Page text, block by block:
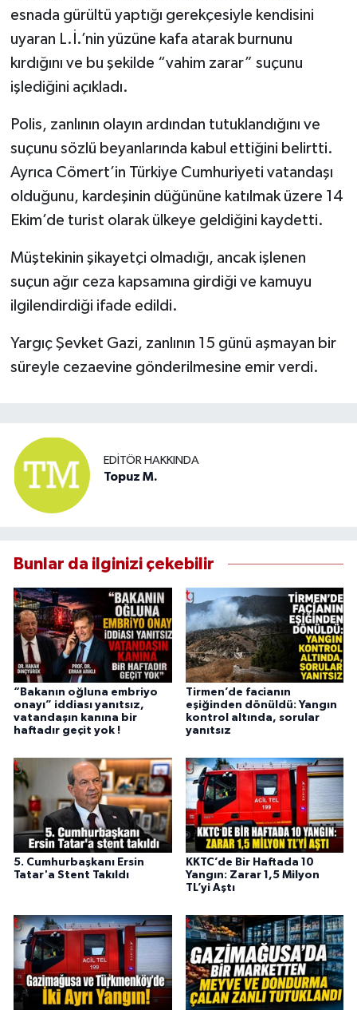
esnada gürültü yaptığı gerekçesiyle kendisini
uyaran L.İ.’nin yüzüne kafa atarak burnunu
kırdığını ve bu şekilde “vahim zarar” suçunu
işlediğini açıkladı.
Polis, zanlının olayın ardından tutuklandığını ve
suçunu sözlü beyanlarında kabul ettiğini belirtti.
Ayrıca Cömert’in Türkiye Cumhuriyeti vatandaşı
olduğunu, kardeşinin düğününe katılmak üzere 14
Ekim’de turist olarak ülkeye geldiğini kaydetti.
Müştekinin şikayetçi olmadığı, ancak işlenen
suçun ağır ceza kapsamına girdiği ve kamuyu
ilgilendirdiği ifade edildi.
Yargıç Şevket Gazi, zanlının 15 günü aşmayan bir
süreyle cezaevine gönderilmesine emir verdi.
EDITÖR HAKKINDA
Topuz M.
Bunlar da ilginizi çekebilir
“Bakanın oğluna embriyo
onayı” iddiası yanıtsız,
vatandaşın kanına bir
haftadır geçit yok !
Tirmen’de facianın
eşiğinden dönüldü: Yangın
kontrol altında, sorular
yanıtsız
5. Cumhurbaşkanı Ersin
Tatar'a Stent Takıldı
KKTC’de Bir Haftada 10
Yangın: Zarar 1,5 Milyon
TL’yi Aştı